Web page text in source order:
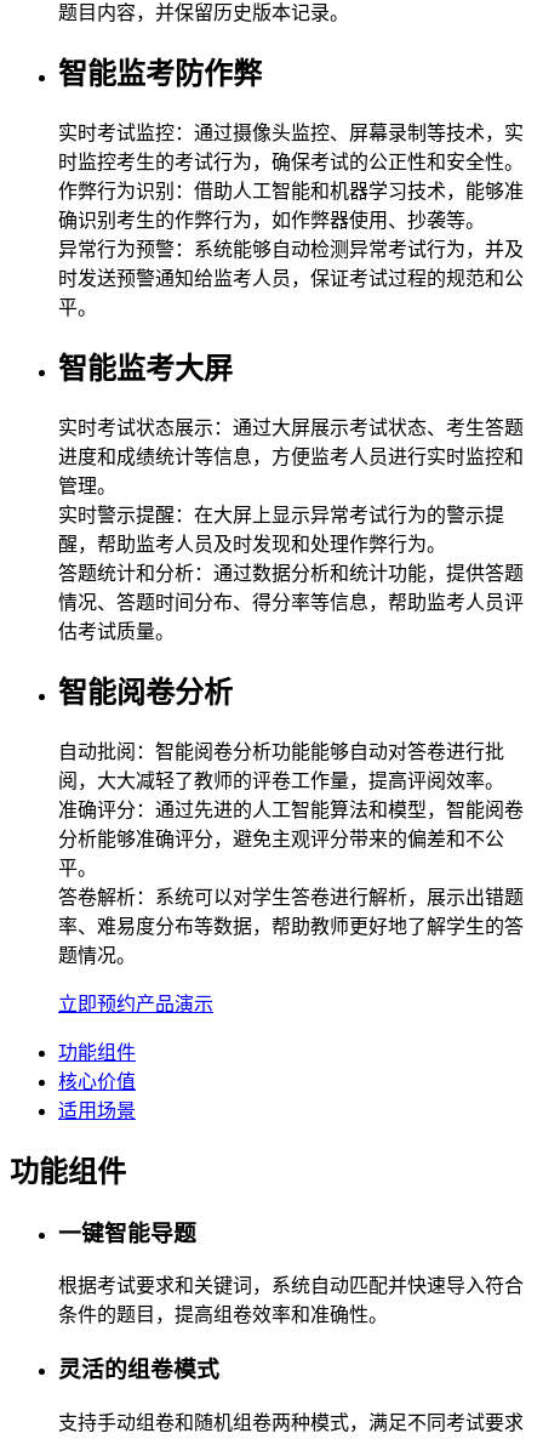
题目内容，并保留历史版本记录。
智能监考防作弊
实时考试监控：通过摄像头监控、屏幕录制等技术，实
时监控考生的考试行为，确保考试的公正性和安全性。
作弊行为识别：借助人工智能和机器学习技术，能够准
确识别考生的作弊行为，如作弊器使用、抄袭等。
异常行为预警：系统能够自动检测异常考试行为，并及
时发送预警通知给监考人员，保证考试过程的规范和公
平。
智能监考大屏
实时考试状态展示：通过大屏展示考试状态、考生答题
进度和成绩统计等信息，方便监考人员进行实时监控和
管理。
实时警示提醒：在大屏上显示异常考试行为的警示提
醒，帮助监考人员及时发现和处理作弊行为。
答题统计和分析：通过数据分析和统计功能，提供答题
情况、答题时间分布、得分率等信息，帮助监考人员评
估考试质量。
智能阅卷分析
自动批阅：智能阅卷分析功能能够自动对答卷进行批
阅，大大减轻了教师的评卷工作量，提高评阅效率。
准确评分：通过先进的人工智能算法和模型，智能阅卷
分析能够准确评分，避免主观评分带来的偏差和不公
平。
答卷解析：系统可以对学生答卷进行解析，展示出错题
率、难易度分布等数据，帮助教师更好地了解学生的答
题情况。
立即预约产品演示
功能组件
核心价值
适用场景
功能组件
一键智能导题
根据考试要求和关键词，系统自动匹配并快速导入符合
条件的题目，提高组卷效率和准确性。
灵活的组卷模式
支持手动组卷和随机组卷两种模式，满足不同考试要求